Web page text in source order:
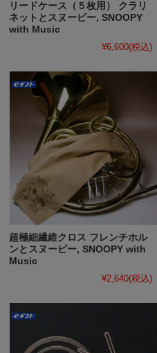
リードケース（５枚用） クラリ
ネットとスヌーピー, SNOOPY
with Music
¥6,600(税込)
超極細繊維クロス フレンチホル
ンとスヌーピー, SNOOPY with
Music
¥2,640(税込)